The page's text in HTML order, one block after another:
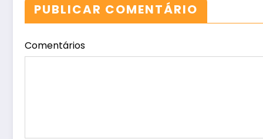
PUBLICAR COMENTÁRIO
Comentários